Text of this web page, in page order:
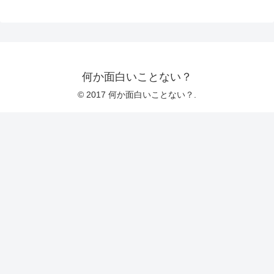
何か面白いことない？
© 2017 何か面白いことない？.